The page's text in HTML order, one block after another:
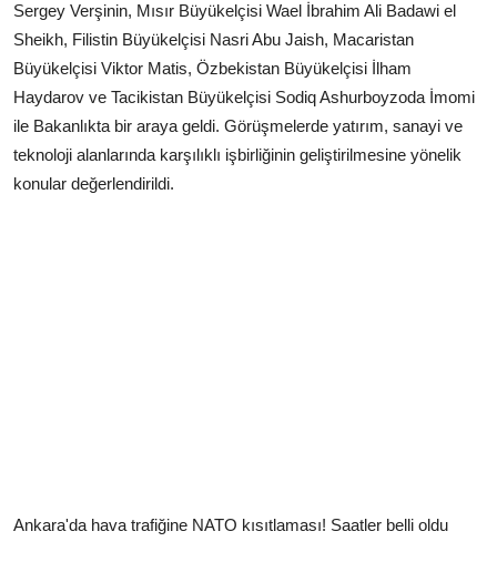
Sergey Verşinin, Mısır Büyükelçisi Wael İbrahim Ali Badawi el
Sheikh, Filistin Büyükelçisi Nasri Abu Jaish, Macaristan
Büyükelçisi Viktor Matis, Özbekistan Büyükelçisi İlham
Haydarov ve Tacikistan Büyükelçisi Sodiq Ashurboyzoda İmomi
ile Bakanlıkta bir araya geldi. Görüşmelerde yatırım, sanayi ve
teknoloji alanlarında karşılıklı işbirliğinin geliştirilmesine yönelik
konular değerlendirildi.
Ankara'da hava trafiğine NATO kısıtlaması! Saatler belli oldu